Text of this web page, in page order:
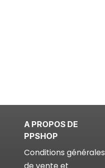
A PROPOS DE
PPSHOP
Conditions générales